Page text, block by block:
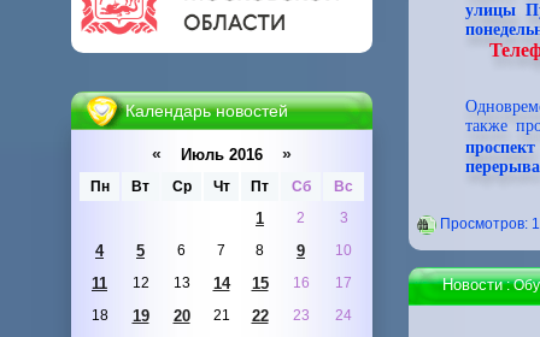
Календарь новостей
« Июль 2016 »
Пн Вт Ср Чт Пт Сб Вс
1 2 3
4 5 6 7 8 9 10
11 12 13 14 15 16
17
18
19 20 21 22 23 24
улицы
также
Проcмотров:
Новости: